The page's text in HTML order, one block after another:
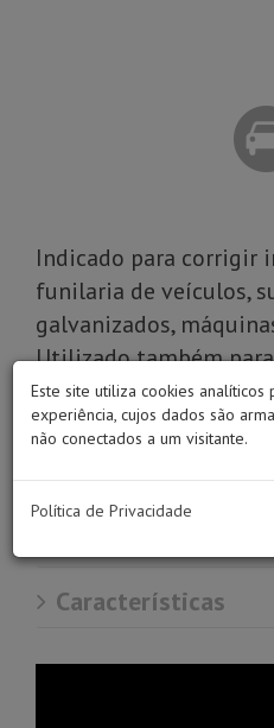
Indicado para corrigir
funilaria de veículos,
galvanizados,
Utilizado também
imperfeições em
colagem de cubas.
Modo de Usar
Características
Este site utiliza cookies analíticos
experiência, cujos dados são
não conectados a um visitante.
Política de Privacidade